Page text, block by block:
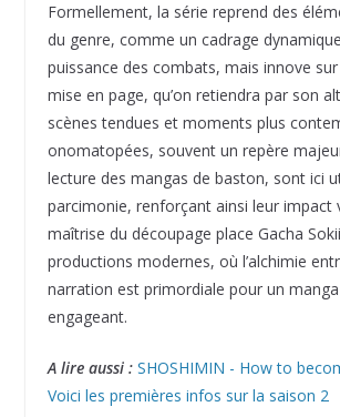
Formellement, la série reprend des
du genre, comme un cadrage
puissance des combats, mais innove
mise en page, qu’on retiendra par son
scènes tendues et moments plus
onomatopées, souvent un repère
lecture des mangas de baston, sont ici
parcimonie, renforçant ainsi leur impact
maîtrise du découpage place Gacha
productions modernes, où l’alchimie
narration est primordiale pour un
engageant.
A lire aussi : SHOSHIMIN - How to
Voici les premières infos sur la saison 2